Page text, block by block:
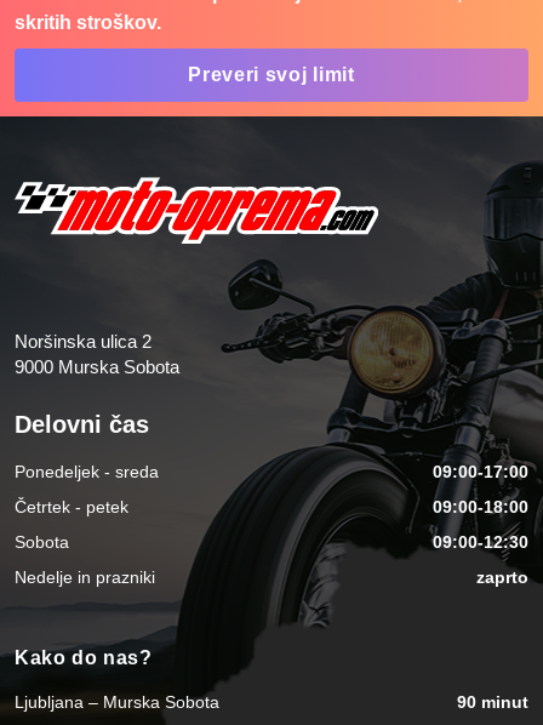
skritih stroškov.
Preveri svoj limit
Noršinska ulica 2
9000 Murska Sobota
Delovni čas
Ponedeljek - sreda
09:00-17:00
Četrtek - petek
09:00-18:00
Sobota
09:00-12:30
Nedelje in prazniki
zaprto
Kako do nas?
Ljubljana – Murska Sobota
90 minut